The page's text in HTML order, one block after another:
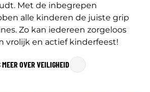
Met de inbegrepen
alle kinderen de juiste grip
Zo kan iedereen zorgeloos
vrolijk en actief kinderfeest!
MEER OVER VEILIGHEID